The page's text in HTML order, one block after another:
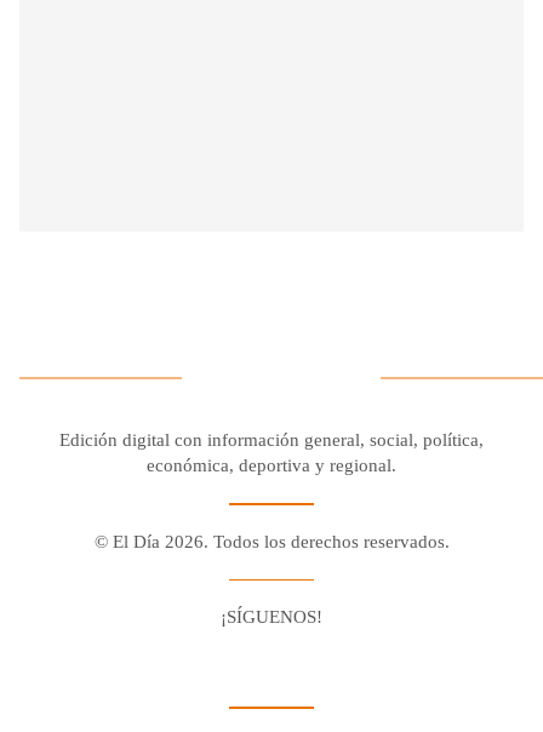
Edición digital con información general, social, política,
económica, deportiva y regional.
© El Día 2026. Todos los derechos reservados.
¡SÍGUENOS!